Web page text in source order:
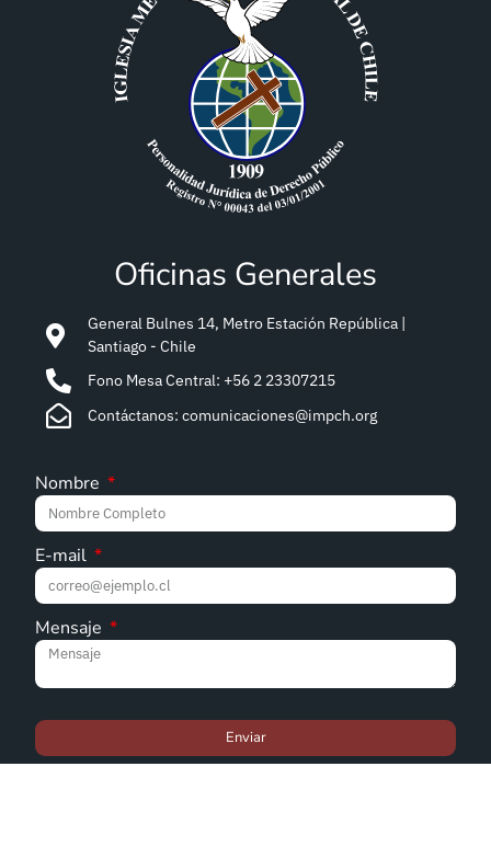
Oficinas Generales
General Bulnes 14, Metro Estación República |
Santiago - Chile
Fono Mesa Central: +56 2 23307215
Contáctanos: comunicaciones@impch.org
Nombre
E-mail
Mensaje
Enviar